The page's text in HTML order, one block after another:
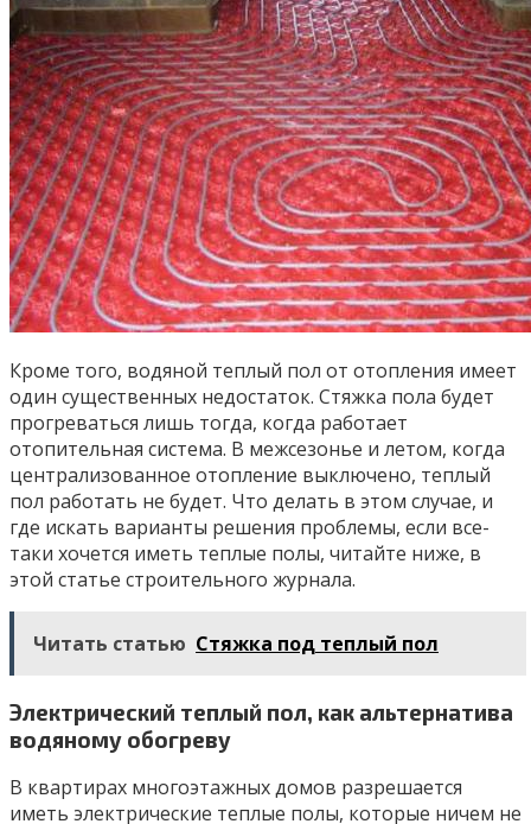
Кроме того, водяной теплый пол от отопления имеет
один существенных недостаток. Стяжка пола будет
прогреваться лишь тогда, когда работает
отопительная система. В межсезонье и летом, когда
централизованное отопление выключено, теплый
пол работать не будет. Что делать в этом случае, и
где искать варианты решения проблемы, если все-
таки хочется иметь теплые полы, читайте ниже, в
этой статье строительного журнала.
Читать статью Cтяжка под теплый пол
Электрический теплый пол, как альтернатива
водяному обогреву
В квартирах многоэтажных домов разрешается
иметь электрические теплые полы, которые ничем не